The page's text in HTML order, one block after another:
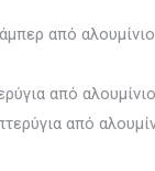
από
από
από